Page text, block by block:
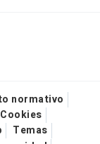
normativo
Temas